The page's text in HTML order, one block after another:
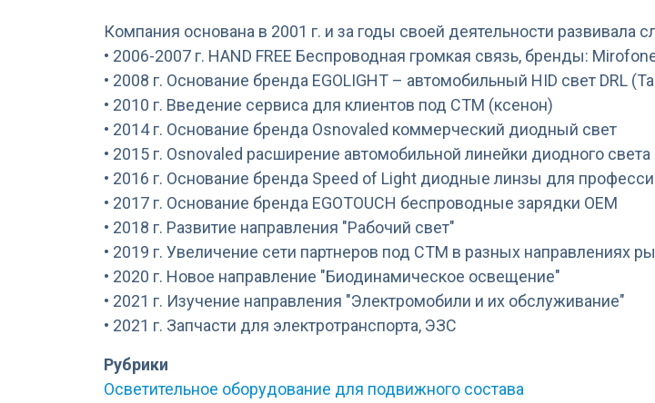
Компания основана в 2001 г. и за годы своей деятельности развивала
• 2006-2007 г. HAND FREE Беспроводная громкая связь, бренды:
• 2008 г. Основание бренда EGOLIGHT – автомобильный HID свет DRL
• 2010 г. Введение сервиса для клиентов под СТМ (ксенон)
• 2014 г. Основание бренда Osnovaled коммерческий диодный свет
• 2015 г. Osnovaled расширение автомобильной линейки диодного света
• 2016 г. Основание бренда Speed of Light диодные линзы для
• 2017 г. Основание бренда EGOTOUCH беспроводные зарядки OEM
• 2018 г. Развитие направления "Рабочий свет"
• 2019 г. Увеличение сети партнеров под СТМ в разных направлениях
• 2020 г. Новое направление "Биодинамическое освещение"
• 2021 г. Изучение направления "Электромобили и их обслуживание"
• 2021 г. Запчасти для электротранспорта, ЭЗС
Рубрики
Осветительное оборудование для подвижного состава